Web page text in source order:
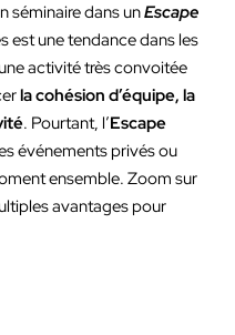
séminaire dans unEscape
est une tendance dans les
activité très convoitée
la cohésion d’équipe, la
. Pourtant, l’Escape
événements privés ou
ensemble. Zoom sur
avantages pour